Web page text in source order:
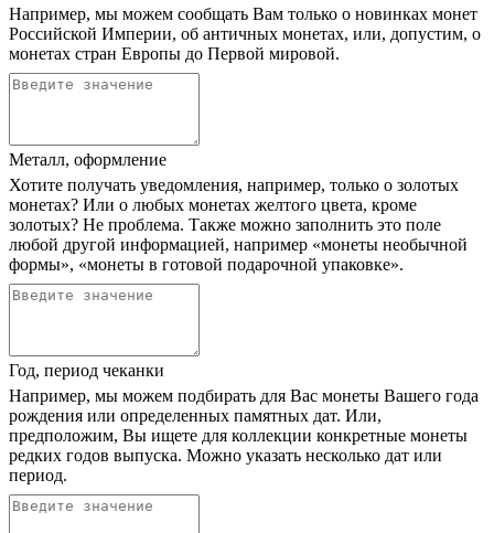
Например, мы можем сообщать Вам только о новинках монет
Российской Империи, об античных монетах, или, допустим, о
монетах стран Европы до Первой мировой.
Металл, оформление
Хотите получать уведомления, например, только о золотых
монетах? Или о любых монетах желтого цвета, кроме
золотых? Не проблема. Также можно заполнить это поле
любой другой информацией, например «монеты необычной
формы», «монеты в готовой подарочной упаковке».
Год, период чеканки
Например, мы можем подбирать для Вас монеты Вашего года
рождения или определенных памятных дат. Или,
предположим, Вы ищете для коллекции конкретные монеты
редких годов выпуска. Можно указать несколько дат или
период.